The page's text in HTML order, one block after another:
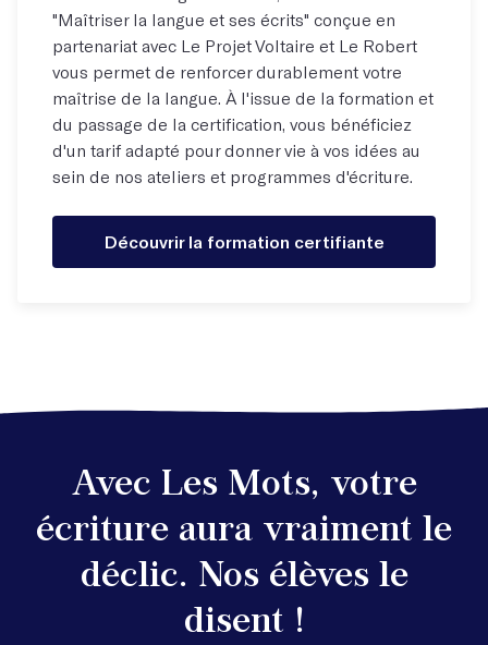
"Maîtriser la langue et ses écrits" conçue en
partenariat avec Le Projet Voltaire et Le Robert
vous permet de renforcer durablement votre
maîtrise de la langue. À l'issue de la formation et
du passage de la certification, vous bénéficiez
d'un tarif adapté pour donner vie à vos idées au
sein de nos ateliers et programmes d'écriture.
Découvrir la formation certifiante
Avec Les Mots, votre
écriture aura vraiment le
déclic. Nos élèves le
disent !